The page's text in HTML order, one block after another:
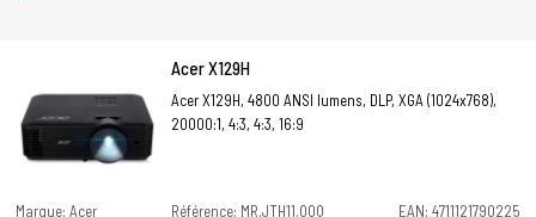
Acer X129H
Acer X129H, 4800 ANSI lumens, DLP, XGA (1024x768),
20000:1, 4:3, 4:3, 16:9
Marque: Acer Référence: MR.JTH11.00Q
EAN: 4711121790225